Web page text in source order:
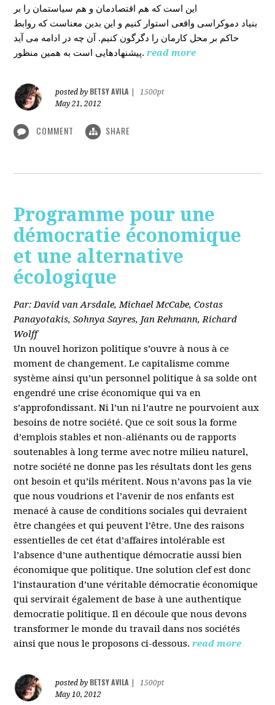
این است که هم اقتصادمان و هم سیاستمان را بر
بنیاد دموکراسی واقعی استوار کنیم و این بدین معناست که روابط
حاکم بر محل کارمان را دگرگون کنیم. آن چه در ادامه می آید
پیشنهادهایی است به همین منظور. read more
posted by BETSY AVILA
1500pt
May 21, 2012
COMMENT SHARE
Programme pour une
démocratie économique
et une alternative
écologique
Par: David van Arsdale, Michael McCabe, Costas
Panayotakis, Sohnya Sayres, Jan Rehmann, Richard
Wolff
Un nouvel horizon politique s’ouvre à nous à ce
moment de changement. Le capitalisme comme
système ainsi qu’un personnel politique à sa solde ont
engendré une crise économique qui va en
s’approfondissant. Ni l’un ni l’autre ne pourvoient aux
besoins de notre société. Que ce soit sous la forme
d’emplois stables et non-aliénants ou de rapports
soutenables à long terme avec notre milieu naturel,
notre société ne donne pas les résultats dont les gens
ont besoin et qu’ils méritent. Nous n’avons pas la vie
que nous voudrions et l’avenir de nos enfants est
menacé à cause de conditions sociales qui devraient
être changées et qui peuvent l’être. Une des raisons
essentielles de cet état d’affaires intolérable est
l’absence d’une authentique démocratie aussi bien
économique que politique. Une solution clef est donc
l’instauration d’une véritable démocratie économique
qui servirait également de base à une authentique
democratie politique. Il en découle que nous devons
transformer le monde du travail dans nos sociétés
ainsi que nous le proposons ci-dessous. read more
posted by BETSY AVILA
1500pt
May 10, 2012